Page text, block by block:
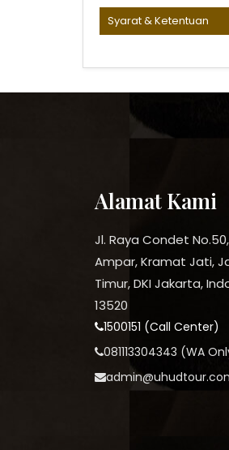
Syarat & Ketentuan
Alamat Kami
Jl. Raya Condet
Ampar, Kramat Jati,
Timur, DKI Jakarta,
13520
1500151 (Call Center)
081113304343 (WA